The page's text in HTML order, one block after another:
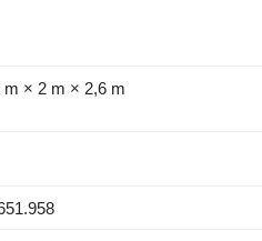
m × 2 m × 2,6 m